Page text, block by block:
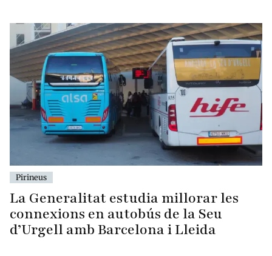
Pirineus
La Generalitat estudia millorar les
connexions en autobús de la Seu
d’Urgell amb Barcelona i Lleida